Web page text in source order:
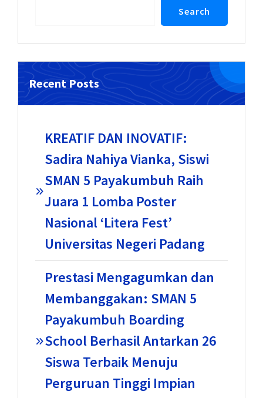
Search
Recent Posts
KREATIF DAN INOVATIF:
Sadira Nahiya Vianka, Siswi
SMAN 5 Payakumbuh Raih
Juara 1 Lomba Poster
Nasional ‘Litera Fest’
Universitas Negeri Padang
Prestasi Mengagumkan dan
Membanggakan: SMAN 5
Payakumbuh Boarding
School Berhasil Antarkan 26
Siswa Terbaik Menuju
Perguruan Tinggi Impian